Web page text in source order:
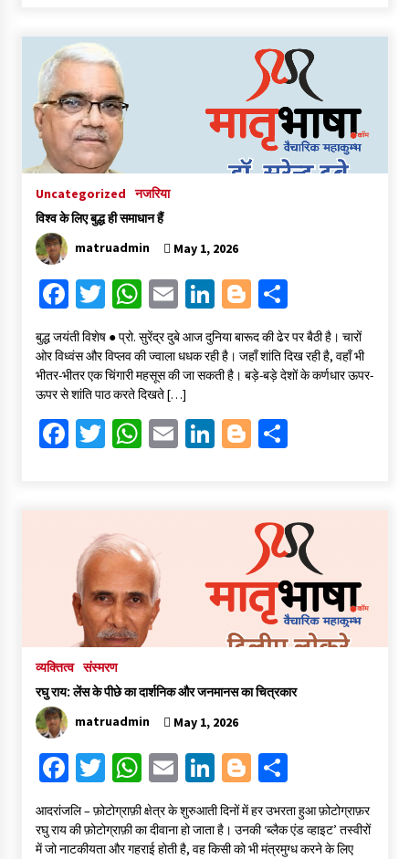
o
o
k
er sA l
dI er e
Uncategorized नजरिया
विश्व के लिए बुद्ध ही समाधान हैं
matruadmin
May 1, 2026
Fa
ce
b
o
o
k
T
wi
tt
er
W
h
at
sA
p
p
E
m
ai
l
Li
n
ke
dI
n
Bl
gg
er
S
ar
e
बुद्ध जयंती विशेष ● प्रो. सुरेंद्र दुबे आज दुनिया बारूद की ढेर पर बैठी है। चारों
ओर विध्वंस और विप्लव की ज्वाला धधक रही है। जहाँ शांति दिख रही है, वहाँ भी
भीतर-भीतर एक चिंगारी महसूस की जा सकती है। बड़े-बड़े देशों के कर्णधार ऊपर-
ऊपर से शांति पाठ करते दिखते […]
Fa
o
k
T W
p
p
E Li Bl
er
S
e
व्यक्तित्व संस्मरण
रघु राय: लेंस के पीछे का दार्शनिक और जनमानस का चित्रकार
matruadmin
May 1, 2026
Fa
ce
b
T
wi
tt
W
h
at
E
ai
Li
n
ke
Bl
gg
S
ar
आदरांजलि – फ़ोटोग्राफ़ी क्षेत्र के शुरुआती दिनों में हर उभरता हुआ फ़ोटोग्राफ़र
रघु राय की फ़ोटोग्राफ़ी का दीवाना हो जाता है। उनकी ‘ब्लैक एंड व्हाइट’ तस्वीरों
में जो नाटकीयता और गहराई होती है, वह किसी को भी मंत्रमुग्ध करने के लिए